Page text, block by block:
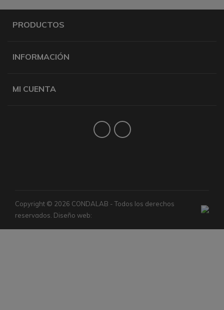
PRODUCTOS
INFORMACIÓN
MI CUENTA
TwitterYouTube
Copyright © 2026 CONDALAB - Todos los derechos
reservados. Diseño web: